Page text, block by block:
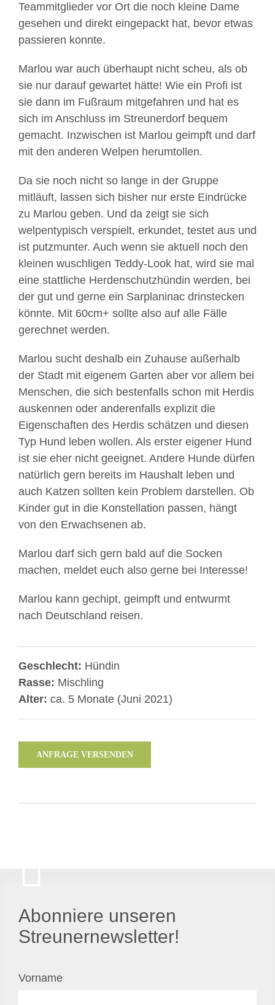
Teammitglieder vor Ort die noch kleine Dame
gesehen und direkt eingepackt hat, bevor etwas
passieren konnte.
Marlou war auch überhaupt nicht scheu, als ob
sie nur darauf gewartet hätte! Wie ein Profi ist
sie dann im Fußraum mitgefahren und hat es
sich im Anschluss im Streunerdorf bequem
gemacht. Inzwischen ist Marlou geimpft und darf
mit den anderen Welpen herumtollen.
Da sie noch nicht so lange in der Gruppe
mitläuft, lassen sich bisher nur erste Eindrücke
zu Marlou geben. Und da zeigt sie sich
welpentypisch verspielt, erkundet, testet aus und
ist putzmunter. Auch wenn sie aktuell noch den
kleinen wuschligen Teddy-Look hat, wird sie mal
eine stattliche Herdenschutzhündin werden, bei
der gut und gerne ein Sarplaninac drinstecken
könnte. Mit 60cm+ sollte also auf alle Fälle
gerechnet werden.
Marlou sucht deshalb ein Zuhause außerhalb
der Stadt mit eigenem Garten aber vor allem bei
Menschen, die sich bestenfalls schon mit Herdis
auskennen oder anderenfalls explizit die
Eigenschaften des Herdis schätzen und diesen
Typ Hund leben wollen. Als erster eigener Hund
ist sie eher nicht geeignet. Andere Hunde dürfen
natürlich gern bereits im Haushalt leben und
auch Katzen sollten kein Problem darstellen. Ob
Kinder gut in die Konstellation passen, hängt
von den Erwachsenen ab.
Marlou darf sich gern bald auf die Socken
machen, meldet euch also gerne bei Interesse!
Marlou kann gechipt, geimpft und entwurmt
nach Deutschland reisen.
Geschlecht: Hündin
Rasse: Mischling
Alter: ca. 5 Monate (Juni 2021)
ANFRAGE VERSENDEN
Abonniere unseren
Streunernewsletter!
Vorname